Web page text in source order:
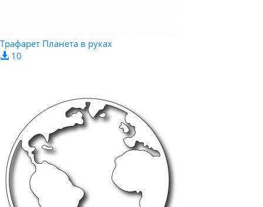
Трафарет Планета в руках
10